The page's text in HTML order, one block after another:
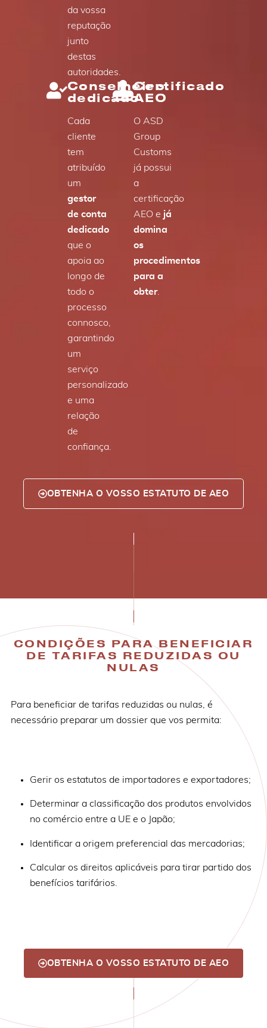
da vossa
reputação
junto
destas
autoridades.
Conselheiro
dedicado
Cada
cliente
tem
atribuído
um
gestor
de conta
dedicado
que o
apoia ao
longo de
todo o
processo
connosco,
garantindo
um
serviço
personalizado
e uma
relação
de
confiança.
Certificado
AEO
O ASD
Group
Customs
já possui
a
certificação
AEO e já
domina
os
procedimentos
para a
obter.
OBTENHA O VOSSO ESTATUTO DE AEO
CONDIÇÕES PARA BENEFICIAR
DE TARIFAS REDUZIDAS OU
NULAS
Para beneficiar de tarifas reduzidas ou nulas, é
necessário preparar um dossier que vos permita:
Gerir os estatutos de importadores e exportadores;
Determinar a classificação dos produtos envolvidos
no comércio entre a UE e o Japão;
Identificar a origem preferencial das mercadorias;
Calcular os direitos aplicáveis para tirar partido dos
benefícios tarifários.
OBTENHA O VOSSO ESTATUTO DE AEO